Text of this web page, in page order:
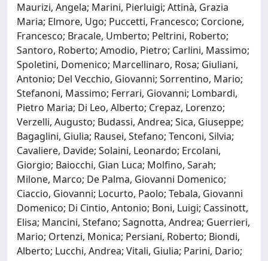
Maurizi, Angela; Marini, Pierluigi; Attinà, Grazia
Maria; Elmore, Ugo; Puccetti, Francesco; Corcione,
Francesco; Bracale, Umberto; Peltrini, Roberto;
Santoro, Roberto; Amodio, Pietro; Carlini, Massimo;
Spoletini, Domenico; Marcellinaro, Rosa; Giuliani,
Antonio; Del Vecchio, Giovanni; Sorrentino, Mario;
Stefanoni, Massimo; Ferrari, Giovanni; Lombardi,
Pietro Maria; Di Leo, Alberto; Crepaz, Lorenzo;
Verzelli, Augusto; Budassi, Andrea; Sica, Giuseppe;
Bagaglini, Giulia; Rausei, Stefano; Tenconi, Silvia;
Cavaliere, Davide; Solaini, Leonardo; Ercolani,
Giorgio; Baiocchi, Gian Luca; Molfino, Sarah;
Milone, Marco; De Palma, Giovanni Domenico;
Ciaccio, Giovanni; Locurto, Paolo; Tebala, Giovanni
Domenico; Di Cintio, Antonio; Boni, Luigi; Cassinott,
Elisa; Mancini, Stefano; Sagnotta, Andrea; Guerrieri,
Mario; Ortenzi, Monica; Persiani, Roberto; Biondi,
Alberto; Lucchi, Andrea; Vitali, Giulia; Parini, Dario;